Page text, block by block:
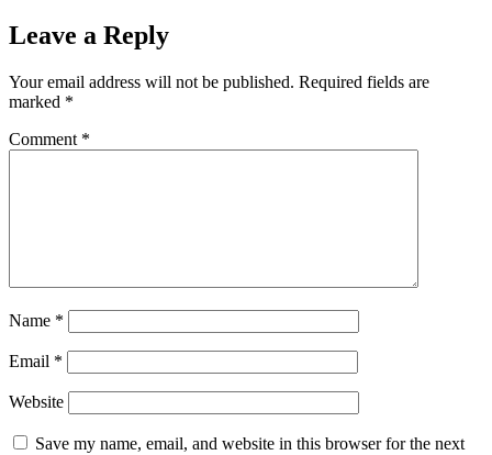
Leave a Reply
Your email address will not be published. Required fields are
marked *
Comment *
Name *
Email *
Website
Save my name, email, and website in this browser for the next